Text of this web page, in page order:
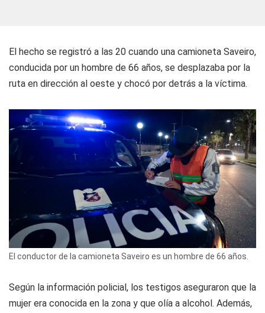
El hecho se registró a las 20 cuando una camioneta Saveiro,
conducida por un hombre de 66 años, se desplazaba por la
ruta en dirección al oeste y chocó por detrás a la víctima.
El conductor de la camioneta Saveiro es un hombre de 66 años.
Según la información policial, los testigos aseguraron que la
mujer era conocida en la zona y que olía a alcohol. Además,